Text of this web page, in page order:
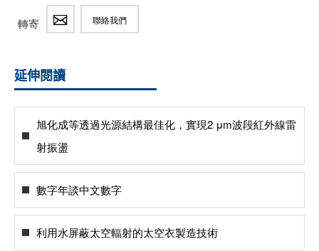
轉寄 聯絡我們
延伸閱讀
旭化成等透過光源結構最佳化，實現2 μm波段紅外線雷
射振盪
數字年談中文數字
利用水屏蔽太空輻射的太空衣製造技術